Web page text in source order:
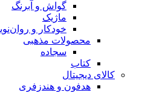
گواش و آبرنگ
ماژیک
خودکار و
محصولات مذهبی
سجاده
کتاب
کالای دیجیتال
هدفون و هندزفری